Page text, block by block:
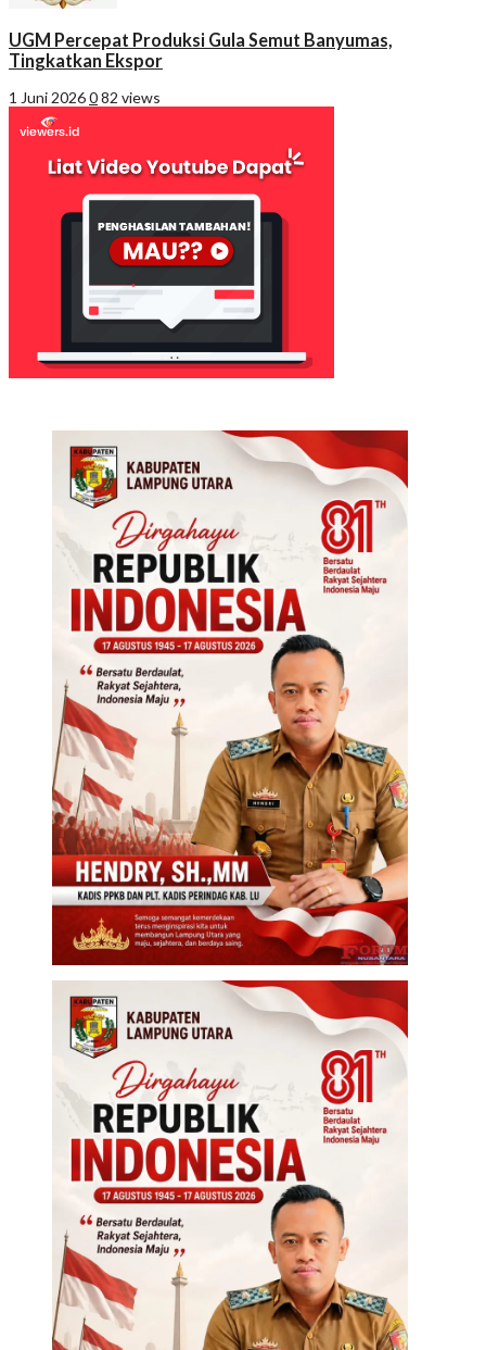
UGM Percepat Produksi Gula Semut Banyumas,
Tingkatkan Ekspor
1 Juni 2026082 views